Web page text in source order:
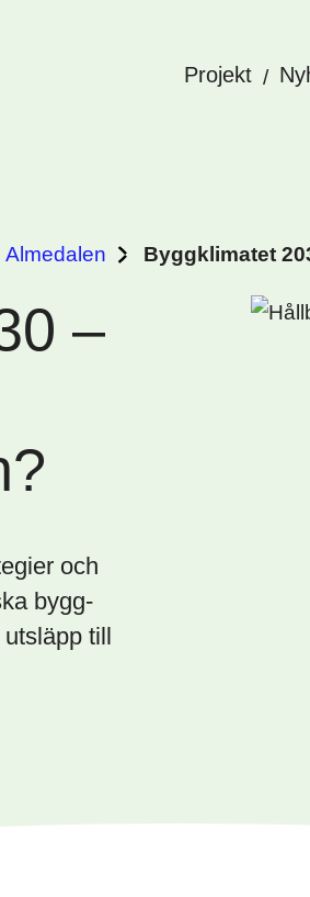
Projekt
Byggklimatet
–
och
bygg-
till